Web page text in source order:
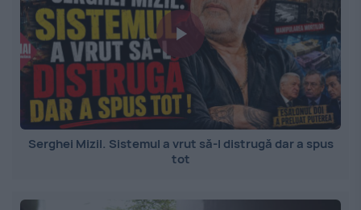
Serghei Mizil. Sistemul a vrut să-l distrugă dar a spus
tot